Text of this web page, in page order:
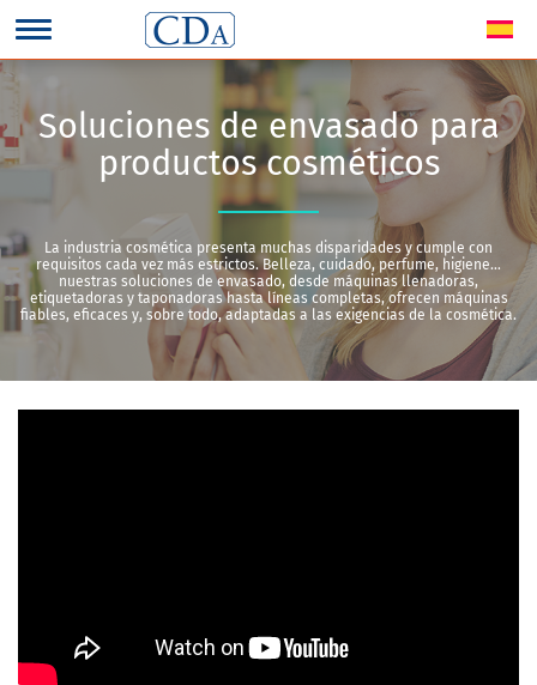
Soluciones de envasado para
productos cosméticos
La industria cosmética presenta muchas disparidades y cumple con
requisitos cada vez más estrictos. Belleza, cuidado, perfume, higiene…
nuestras soluciones de envasado, desde máquinas llenadoras,
etiquetadoras y taponadoras hasta líneas completas, ofrecen máquinas
fiables, eficaces y, sobre todo, adaptadas a las exigencias de la cosmética.